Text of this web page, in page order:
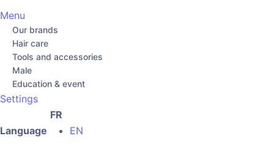
Menu
Our brands
Hair care
Tools and accessories
Male
Education & event
Settings
Language
FR
EN